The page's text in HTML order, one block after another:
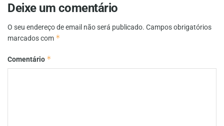
Deixe um comentário
O seu endereço de email não será publicado. Campos obrigatórios
marcados com *
Comentário *